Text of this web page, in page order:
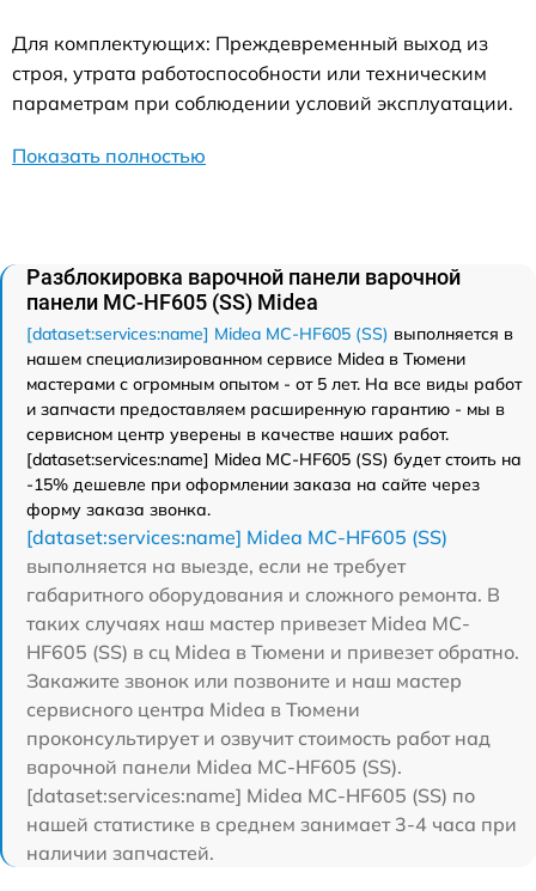
Для комплектующих: Преждевременный выход из
строя, утрата работоспособности или техническим
параметрам при соблюдении условий эксплуатации.
Показать полностью
Разблокировка варочной панели варочной
панели MC-HF605 (SS) Midea
[dataset:services:name] Midea MC-HF605 (SS) выполняется в
нашем специализированном сервисе Midea в Тюмени
мастерами с огромным опытом - от 5 лет. На все виды работ
и запчасти предоставляем расширенную гарантию - мы в
сервисном центр уверены в качестве наших работ.
[dataset:services:name] Midea MC-HF605 (SS) будет стоить на
-15% дешевле при оформлении заказа на сайте через
форму заказа звонка.
[dataset:services:name] Midea MC-HF605 (SS)
выполняется на выезде, если не требует
габаритного оборудования и сложного ремонта. В
таких случаях наш мастер привезет Midea MC-
HF605 (SS) в сц Midea в Тюмени и привезет обратно.
Закажите звонок или позвоните и наш мастер
сервисного центра Midea в Тюмени
проконсультирует и озвучит стоимость работ над
варочной панели Midea MC-HF605 (SS).
[dataset:services:name] Midea MC-HF605 (SS) по
нашей статистике в среднем занимает 3-4 часа при
наличии запчастей.